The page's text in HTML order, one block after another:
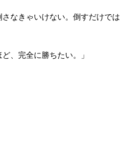
なきゃいけない。倒すだけでは
、完全に勝ちたい。」